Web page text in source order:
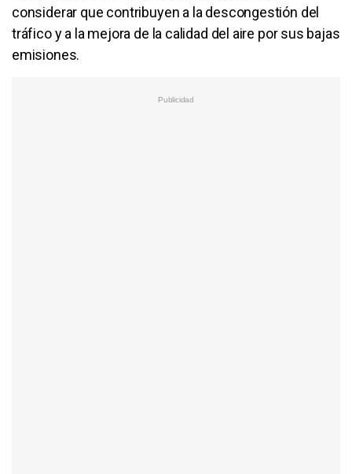
considerar que contribuyen a la descongestión del
tráfico y a la mejora de la calidad del aire por sus bajas
emisiones.